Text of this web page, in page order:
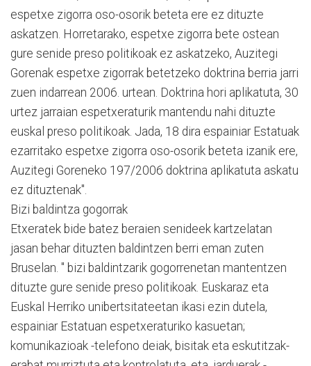
espetxe zigorra oso-osorik beteta ere ez dituzte
askatzen. Horretarako, espetxe zigorra bete ostean
gure senide preso politikoak ez askatzeko, Auzitegi
Gorenak espetxe zigorrak betetzeko doktrina berria jarri
zuen indarrean 2006. urtean. Doktrina hori aplikatuta, 30
urtez jarraian espetxeraturik mantendu nahi dituzte
euskal preso politikoak. Jada, 18 dira espainiar Estatuak
ezarritako espetxe zigorra oso-osorik beteta izanik ere,
Auzitegi Goreneko 197/2006 doktrina aplikatuta askatu
ez dituztenak".
Bizi baldintza gogorrak
Etxeratek bide batez beraien senideek kartzelatan
jasan behar dituzten baldintzen berri eman zuten
Bruselan. " bizi baldintzarik gogorrenetan mantentzen
dituzte gure senide preso politikoak. Euskaraz eta
Euskal Herriko unibertsitateetan ikasi ezin dutela,
espainiar Estatuan espetxeraturiko kasuetan;
komunikazioak -telefono deiak, bisitak eta eskutitzak-